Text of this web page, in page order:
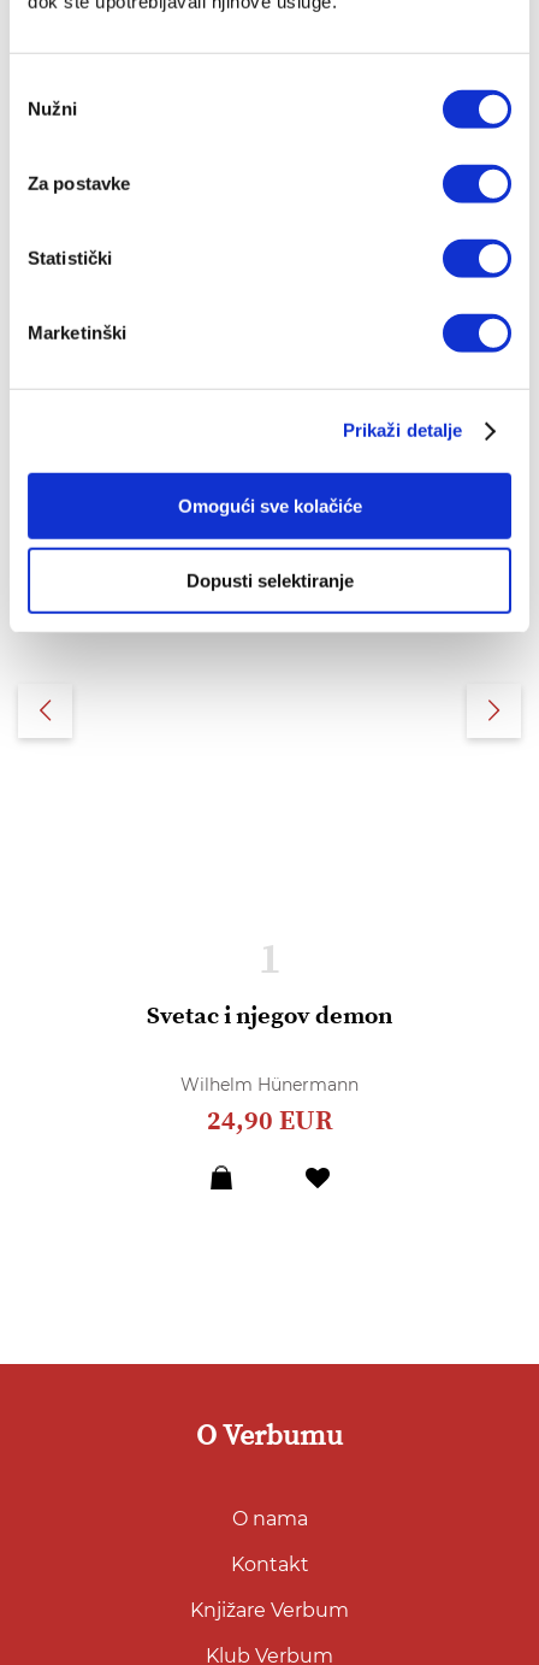
pristanka
Nužni
Za postavke
Statistički
Marketinški
Prikaži detalje
Omogući sve kolačiće
Dopusti selektiranje
IZDANJA NAKLADE VERBUM
1
Svetac i njegov demon
Wilhelm Hünermann
24,90 EUR
O Verbumu
O nama
Kontakt
Knjižare Verbum
Klub Verbum